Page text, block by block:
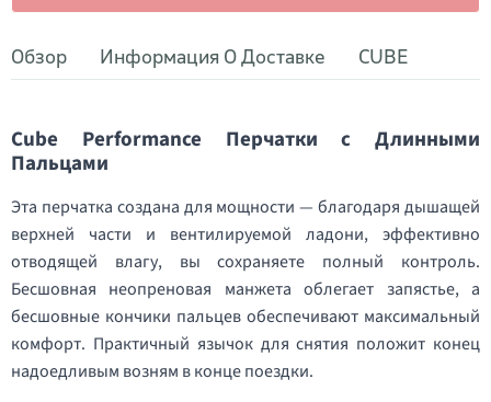
Обзор Информация О Доставке CUBE
Cube Performance Перчатки с Длинными
Пальцами
Эта перчатка создана для мощности — благодаря дышащей
верхней части и вентилируемой ладони, эффективно
отводящей влагу, вы сохраняете полный контроль.
Бесшовная неопреновая манжета облегает запястье, а
бесшовные кончики пальцев обеспечивают максимальный
комфорт. Практичный язычок для снятия положит конец
надоедливым возням в конце поездки.